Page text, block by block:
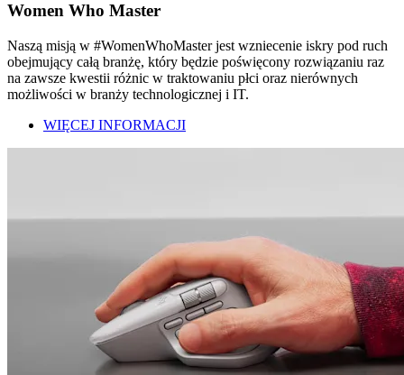
Women Who Master
Naszą misją w #WomenWhoMaster jest wzniecenie iskry pod ruch
obejmujący całą branżę, który będzie poświęcony rozwiązaniu raz
na zawsze kwestii różnic w traktowaniu płci oraz nierównych
możliwości w branży technologicznej i IT.
WIĘCEJ INFORMACJI